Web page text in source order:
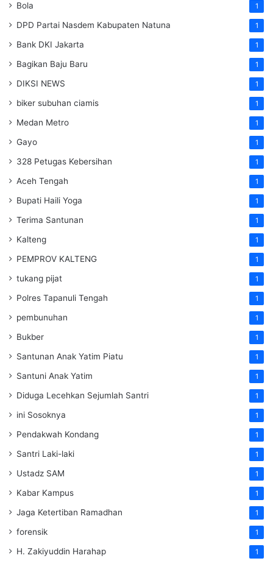
Bola 1
DPD Partai Nasdem Kabupaten Natuna 1
Bank DKI Jakarta 1
Bagikan Baju Baru 1
DIKSI NEWS 1
biker subuhan ciamis 1
Medan Metro 1
Gayo 1
328 Petugas Kebersihan 1
Aceh Tengah 1
Bupati Haili Yoga 1
Terima Santunan 1
Kalteng 1
PEMPROV KALTENG 1
tukang pijat 1
Polres Tapanuli Tengah 1
pembunuhan 1
Bukber 1
Santunan Anak Yatim Piatu 1
Santuni Anak Yatim 1
Diduga Lecehkan Sejumlah Santri 1
ini Sosoknya 1
Pendakwah Kondang 1
Santri Laki-laki 1
Ustadz SAM 1
Kabar Kampus 1
Jaga Ketertiban Ramadhan 1
forensik 1
H. Zakiyuddin Harahap 1